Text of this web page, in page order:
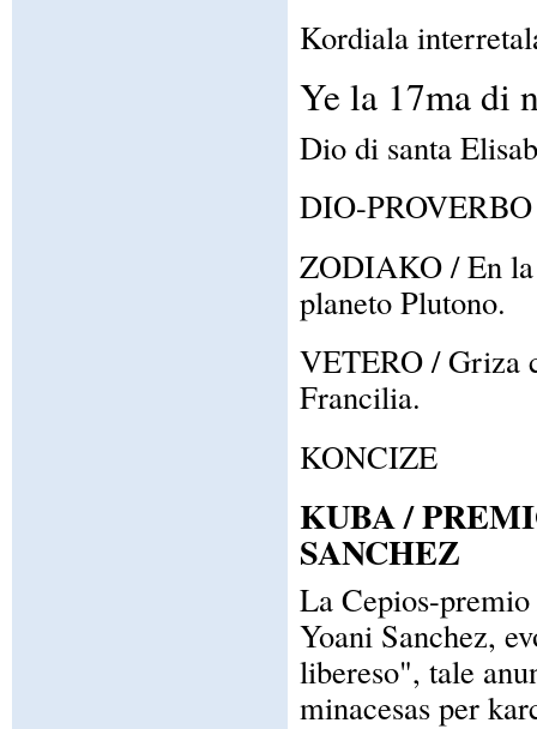
Kordiala
Ye la 17ma di
Dio di santa
DIO-
ZODIAKO / En la
planeto Plutono.
VETERO / Griza
Francilia.
KONCIZE
KUBA /
SANCHEZ
La Cepios-
Yoani Sanchez,
libereso", tale
minacesas per